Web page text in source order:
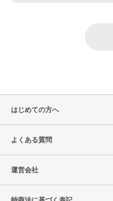
はじめての方へ
よくある質問
運営会社